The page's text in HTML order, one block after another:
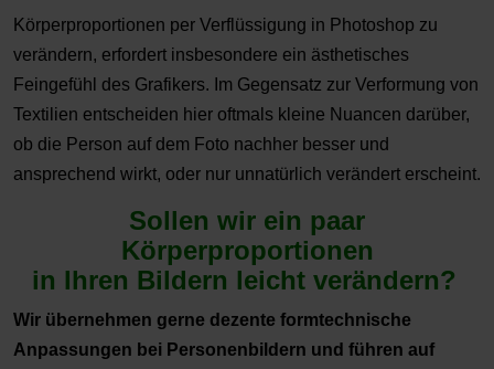
Körperproportionen per Verflüssigung in Photoshop zu
verändern, erfordert insbesondere ein ästhetisches
Feingefühl des Grafikers. Im Gegensatz zur Verformung von
Textilien entscheiden hier oftmals kleine Nuancen darüber,
ob die Person auf dem Foto nachher besser und
ansprechend wirkt, oder nur unnatürlich verändert erscheint.
Sollen wir ein paar
Körperproportionen
in Ihren Bildern leicht verändern?
Wir übernehmen gerne dezente formtechnische
Anpassungen bei Personenbildern und führen auf